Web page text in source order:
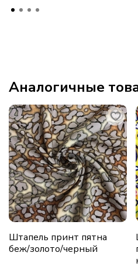
Аналогичные
Штапель принт пятна
беж/золото/черный